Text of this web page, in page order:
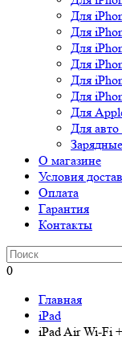
Для
Для
Для
Для
Для
Для
Для
Для
О магазине
Условия
Оплата
Гарантия
Контакты
0
Главная
iPad
iPad Air Wi-Fi